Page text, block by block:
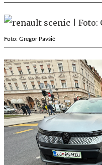
Foto: Gregor Pavšič